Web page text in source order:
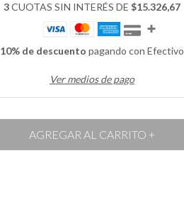
3CUOTAS SIN INTERÉS DE $15.326,67
10% de descuento pagando con Efectivo
Ver medios de pago